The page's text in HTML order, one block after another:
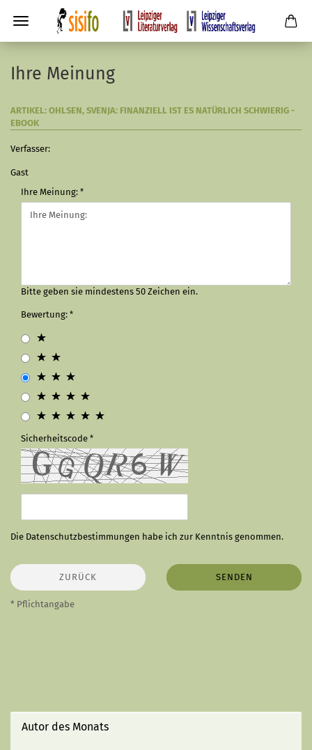
Ihre Meinung
ARTIKEL: OHLSEN, SVENJA: FINANZIELL IST ES NATÜRLICH SCHWIERIG -
EBOOK
Verfasser:
Gast
Ihre Meinung:
Bitte geben sie mindestens 50 Zeichen ein.
Bewertung:
Sicherheitscode
Die Datenschutzbestimmungen habe ich zur Kenntnis genommen.
ZURÜCK SENDEN
* Pflichtangabe
Autor des Monats